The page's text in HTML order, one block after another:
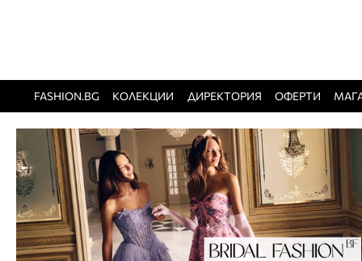
FASHION.BG КОЛЕКЦИИ ДИРЕКТОРИЯ ОФЕРТИ